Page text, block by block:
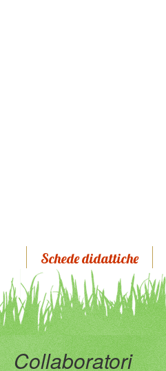
Schede didattiche
Collaboratori